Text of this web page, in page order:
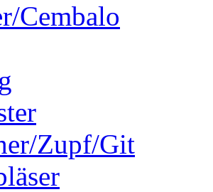
Cembalo
Zupf/Git